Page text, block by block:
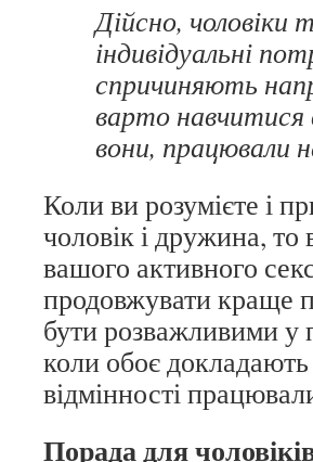
Дійсно, чоловіки
індивідуальні
спричиняють
варто
вони, працювали
Коли ви розумієте і
чоловік і дружина,
вашого активного
продовжувати краще
бути розважливими у
коли обоє
відмінності
Порада для